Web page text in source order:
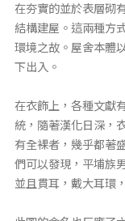
在夯實的並於表層砌
結構建屋。這兩種方
環境之故。屋舍本體
下出入。
在衣飾上，各種文獻
統，隨著漢化日深，
有全裸者，幾乎都著
們可以發現，平埔族
並且貫耳，戴大耳環